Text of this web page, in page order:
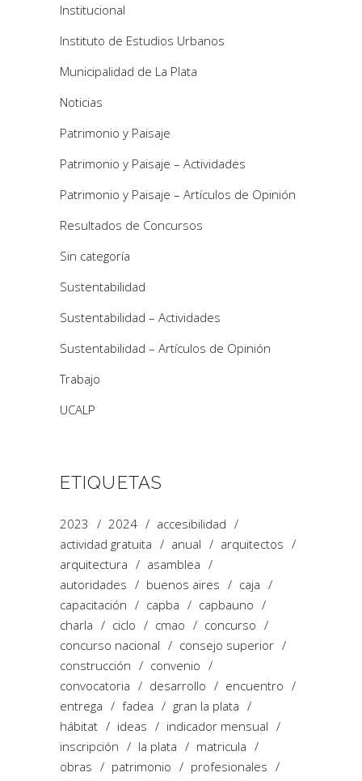
Institucional
Instituto de Estudios Urbanos
Municipalidad de La Plata
Noticias
Patrimonio y Paisaje
Patrimonio y Paisaje – Actividades
Patrimonio y Paisaje – Artículos de Opinión
Resultados de Concursos
Sin categoría
Sustentabilidad
Sustentabilidad – Actividades
Sustentabilidad – Artículos de Opinión
Trabajo
UCALP
ETIQUETAS
2023 2024
accesibilidad
actividad gratuita
anual
arquitectos
arquitectura
asamblea
autoridades
buenos aires
caja
capacitación
capba
capbauno
charla
ciclo cmao
concurso
concurso nacional
consejo superior
construcción
convenio
convocatoria
desarrollo
encuentro
entrega
fadea
gran la plata
hábitat
ideas
indicador mensual
inscripción
la plata
matricula
obras
patrimonio
profesionales